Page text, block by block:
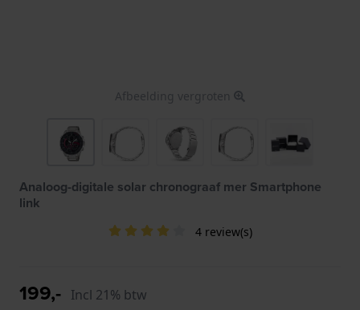
Afbeelding vergroten
Analoog-digitale solar chronograaf mer Smartphone
link
4 review(s)
199,- Incl 21% btw